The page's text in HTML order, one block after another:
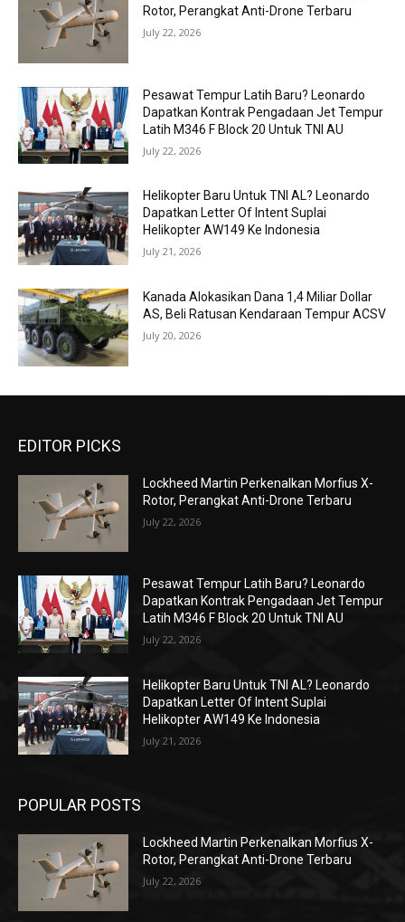
Rotor, Perangkat Anti-Drone Terbaru
July 22, 2026
Pesawat Tempur Latih Baru? Leonardo
Dapatkan Kontrak Pengadaan Jet Tempur
Latih M346 F Block 20 Untuk TNI AU
July 22, 2026
Helikopter Baru Untuk TNI AL? Leonardo
Dapatkan Letter Of Intent Suplai
Helikopter AW149 Ke Indonesia
July 21, 2026
Kanada Alokasikan Dana 1,4 Miliar Dollar
AS, Beli Ratusan Kendaraan Tempur ACSV
July 20, 2026
EDITOR PICKS
Lockheed Martin Perkenalkan Morfius X-
Rotor, Perangkat Anti-Drone Terbaru
July 22, 2026
Pesawat Tempur Latih Baru? Leonardo
Dapatkan Kontrak Pengadaan Jet Tempur
Latih M346 F Block 20 Untuk TNI AU
July 22, 2026
Helikopter Baru Untuk TNI AL? Leonardo
Dapatkan Letter Of Intent Suplai
Helikopter AW149 Ke Indonesia
July 21, 2026
POPULAR POSTS
Lockheed Martin Perkenalkan Morfius X-
Rotor, Perangkat Anti-Drone Terbaru
July 22, 2026